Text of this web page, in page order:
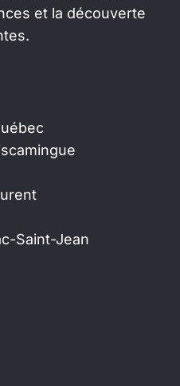
et la découverte
Saint-Jean